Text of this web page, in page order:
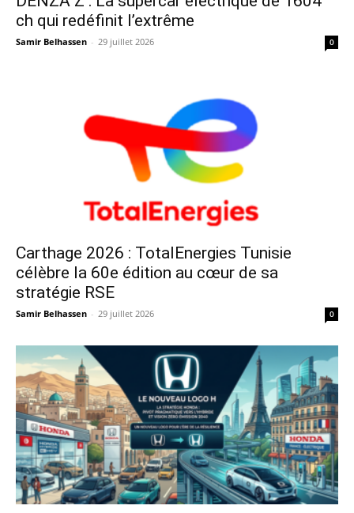
ch qui redéfinit l’extrême
Samir Belhassen - 29 juillet 2026 0
Carthage 2026 : TotalEnergies Tunisie
célèbre la 60e édition au cœur de sa
stratégie RSE
Samir Belhassen - 29 juillet 2026 0